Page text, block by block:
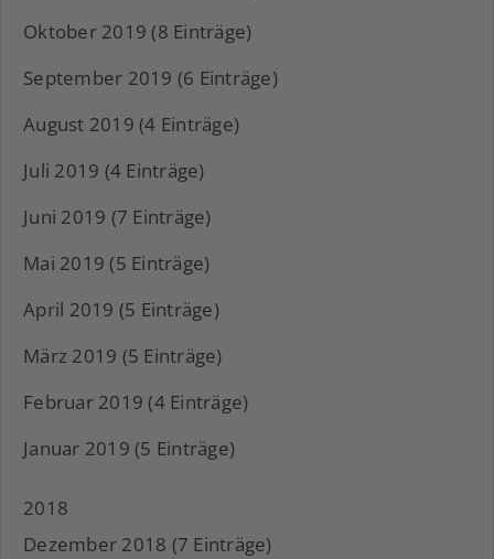
Oktober 2019 (8 Einträge)
September 2019 (6 Einträge)
August 2019 (4 Einträge)
Juli 2019 (4 Einträge)
Juni 2019 (7 Einträge)
Mai 2019 (5 Einträge)
April 2019 (5 Einträge)
März 2019 (5 Einträge)
Februar 2019 (4 Einträge)
Januar 2019 (5 Einträge)
2018
Dezember 2018 (7 Einträge)